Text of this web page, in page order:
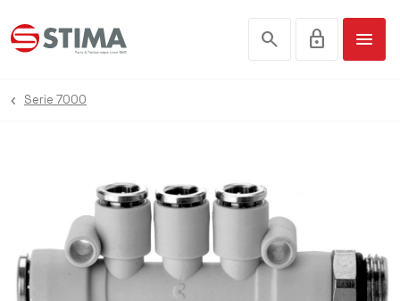
search lock menu
Serie 7000